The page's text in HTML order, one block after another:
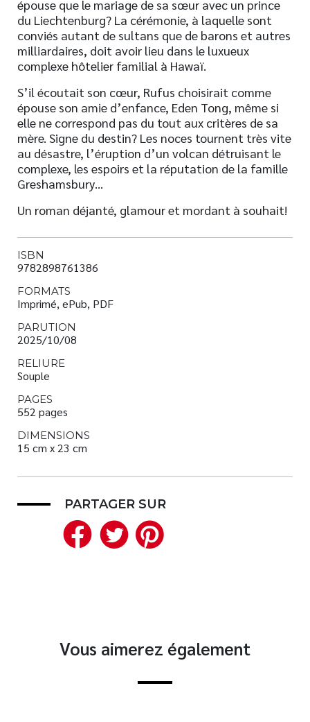
épouse que le mariage de sa sœur avec un prince
du Liechtenburg? La cérémonie, à laquelle sont
conviés autant de sultans que de barons et autres
milliardaires, doit avoir lieu dans le luxueux
complexe hôtelier familial à Hawaï.
S’il écoutait son cœur, Rufus choisirait comme
épouse son amie d’enfance, Eden Tong, même si
elle ne correspond pas du tout aux critères de sa
mère. Signe du destin? Les noces tournent très vite
au désastre, l’éruption d’un volcan détruisant le
complexe, les espoirs et la réputation de la famille
Greshamsbury…
Un roman déjanté, glamour et mordant à souhait!
ISBN
9782898761386
FORMATS
Imprimé, ePub, PDF
PARUTION
2025/10/08
RELIURE
Souple
PAGES
552 pages
DIMENSIONS
15 cm x 23 cm
PARTAGER SUR
Facebook
Twitter
Vous aimerez également